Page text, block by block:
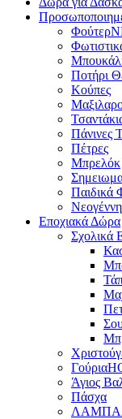
Φούτερ
Ποτήρι
Κούπες
Πάνινες
Πέτρες
Μπρελόκ
Παιδικά
Εποχιακά Δώρα
Σχολικά
Γούρια
Άγιος
Πάσχα